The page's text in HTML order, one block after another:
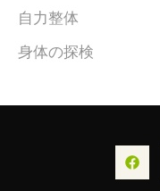
自力整体
身体の探検